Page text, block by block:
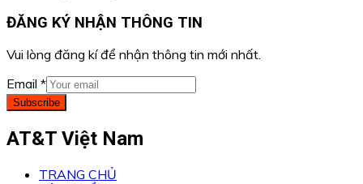
ĐĂNG KÝ NHẬN THÔNG TIN
Vui lòng đăng kí để nhận thông tin mới nhất.
Email *
Subscribe
AT&T Việt Nam
TRANG CHỦ